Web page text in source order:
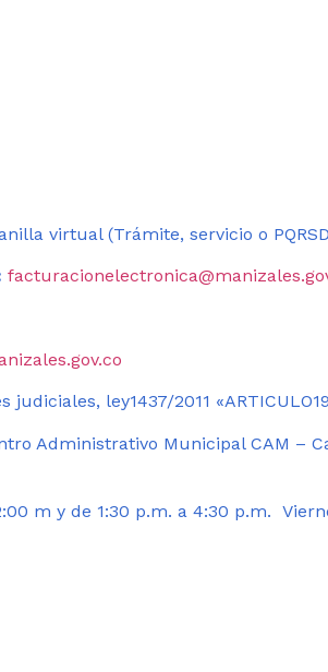
virtual (Trámite, servicio o
ley1437/2011
Administrativo Municipal CAM –
m y de 1:30 p.m. a 4:30 p.m.